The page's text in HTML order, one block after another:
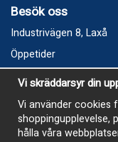
Besök oss
Industrivägen 8, Laxå
Öppetider
Vecka 32
Måndag kl 9-12, kl 13 -
Onsdag kl 9-12, kl 13 -
Tisdag, Tordag och
Vi skräddarsyr din
Vi använder cookies
shoppingupplevelse,
hålla våra